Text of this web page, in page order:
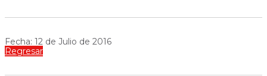
Fecha: 12 de Julio de 2016
Regresar